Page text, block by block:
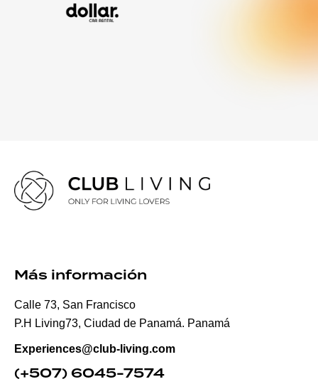
Más información
Calle 73, San Francisco
P.H Living73, Ciudad de Panamá. Panamá
Experiences@club-living.com
(+507) 6045-7574